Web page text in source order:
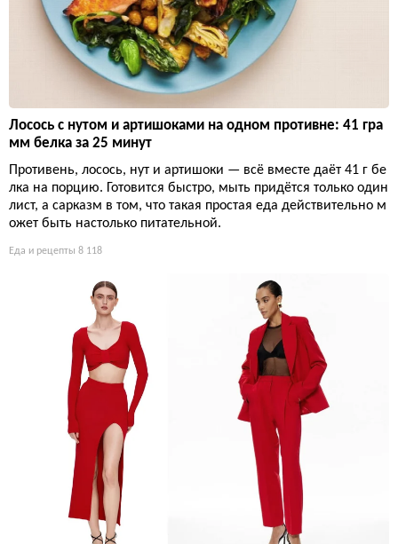
Лосось с нутом и артишоками на одном противне: 41 гра
мм белка за 25 минут
Противень, лосось, нут и артишоки — всё вместе даёт 41 г бе
лка на порцию. Готовится быстро, мыть придётся только один
лист, а сарказм в том, что такая простая еда действительно м
ожет быть настолько питательной.
Еда и рецепты 8 118